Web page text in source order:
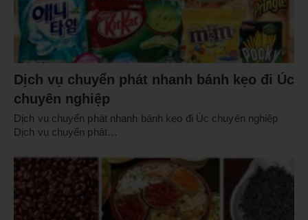
Dịch vụ chuyển phát nhanh bánh kẹo đi Úc
chuyên nghiệp
Dịch vụ chuyển phát nhanh bánh kẹo đi Úc chuyên nghiệp
Dịch vụ chuyển phát…